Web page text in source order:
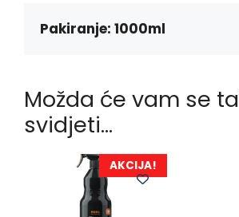
k
e
p
Pakiranje: 1000ml
Možda će vam se
svidjeti…
AKCIJA!